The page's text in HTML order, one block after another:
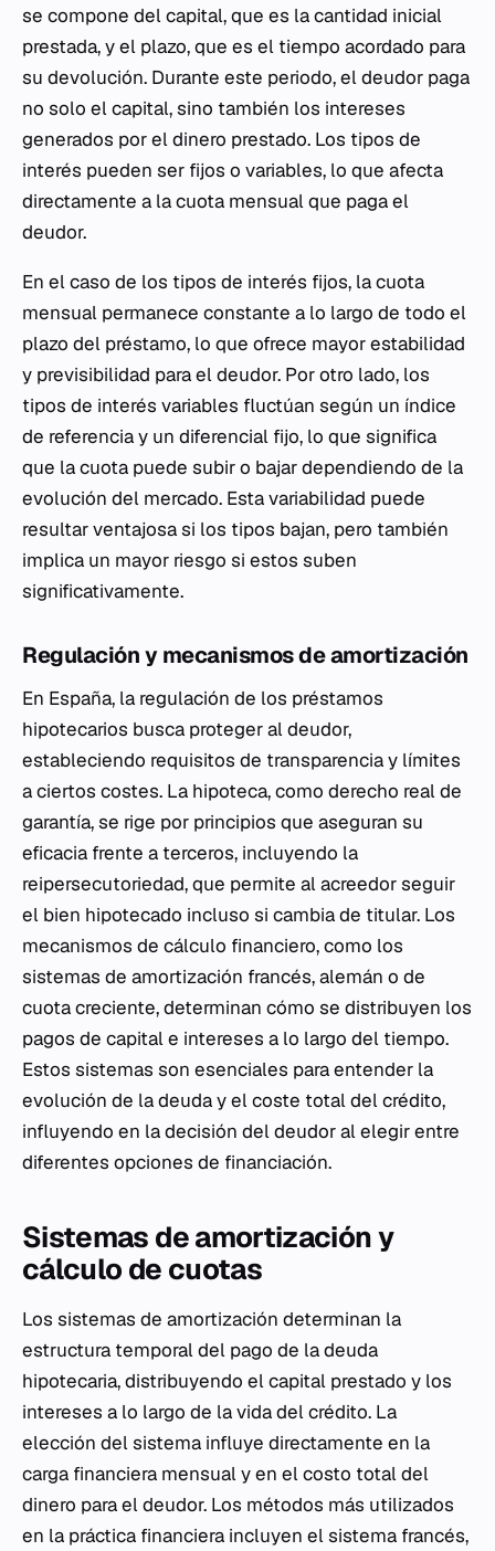
se compone del capital, que es la cantidad inicial
prestada, y el plazo, que es el tiempo acordado para
su devolución. Durante este periodo, el deudor paga
no solo el capital, sino también los intereses
generados por el dinero prestado. Los tipos de
interés pueden ser fijos o variables, lo que afecta
directamente a la cuota mensual que paga el
deudor.
En el caso de los tipos de interés fijos, la cuota
mensual permanece constante a lo largo de todo el
plazo del préstamo, lo que ofrece mayor estabilidad
y previsibilidad para el deudor. Por otro lado, los
tipos de interés variables fluctúan según un índice
de referencia y un diferencial fijo, lo que significa
que la cuota puede subir o bajar dependiendo de la
evolución del mercado. Esta variabilidad puede
resultar ventajosa si los tipos bajan, pero también
implica un mayor riesgo si estos suben
significativamente.
Regulación y mecanismos de amortización
En España, la regulación de los préstamos
hipotecarios busca proteger al deudor,
estableciendo requisitos de transparencia y límites
a ciertos costes. La hipoteca, como derecho real de
garantía, se rige por principios que aseguran su
eficacia frente a terceros, incluyendo la
reipersecutoriedad, que permite al acreedor seguir
el bien hipotecado incluso si cambia de titular. Los
mecanismos de cálculo financiero, como los
sistemas de amortización francés, alemán o de
cuota creciente, determinan cómo se distribuyen los
pagos de capital e intereses a lo largo del tiempo.
Estos sistemas son esenciales para entender la
evolución de la deuda y el coste total del crédito,
influyendo en la decisión del deudor al elegir entre
diferentes opciones de financiación.
Sistemas de amortización y
cálculo de cuotas
Los sistemas de amortización determinan la
estructura temporal del pago de la deuda
hipotecaria, distribuyendo el capital prestado y los
intereses a lo largo de la vida del crédito. La
elección del sistema influye directamente en la
carga financiera mensual y en el costo total del
dinero para el deudor. Los métodos más utilizados
en la práctica financiera incluyen el sistema francés,